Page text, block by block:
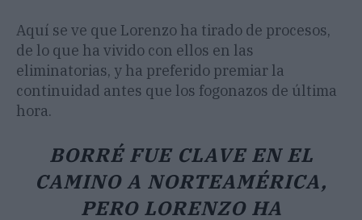
Aquí se ve que Lorenzo ha tirado de procesos,
de lo que ha vivido con ellos en las
eliminatorias, y ha preferido premiar la
continuidad antes que los fogonazos de última
hora.
BORRÉ FUE CLAVE EN EL
CAMINO A NORTEAMÉRICA,
PERO LORENZO HA